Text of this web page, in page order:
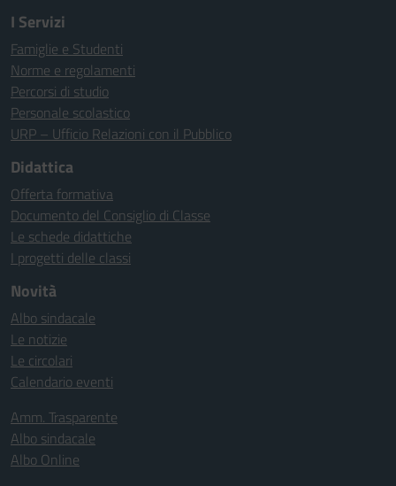
I Servizi
Famiglie e Studenti
Norme e regolamenti
Percorsi di studio
Personale scolastico
URP – Ufficio Relazioni con il Pubblico
Didattica
Offerta formativa
Documento del Consiglio di Classe
Le schede didattiche
I progetti delle classi
Novità
Albo sindacale
Le notizie
Le circolari
Calendario eventi
Amm. Trasparente
Albo sindacale
Albo Online